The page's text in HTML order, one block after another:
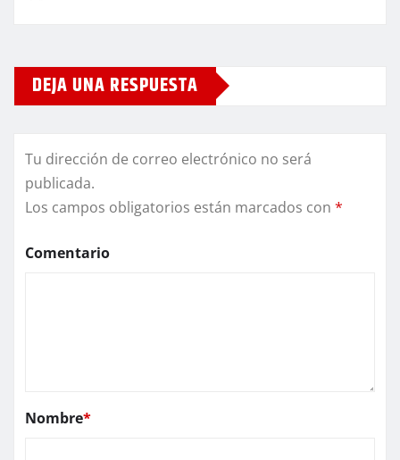
DEJA UNA RESPUESTA
Tu dirección de correo electrónico no será
publicada.
Los campos obligatorios están marcados con *
Comentario
Nombre*